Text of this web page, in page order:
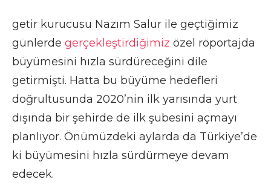
getir kurucusu Nazım Salur ile geçtiğimiz
günlerde gerçekleştirdiğimiz özel röportajda
büyümesini hızla sürdüreceğini dile
getirmişti. Hatta bu büyüme hedefleri
doğrultusunda 2020’nin ilk yarısında yurt
dışında bir şehirde de ilk şubesini açmayı
planlıyor. Önümüzdeki aylarda da Türkiye’de
ki büyümesini hızla sürdürmeye devam
edecek.